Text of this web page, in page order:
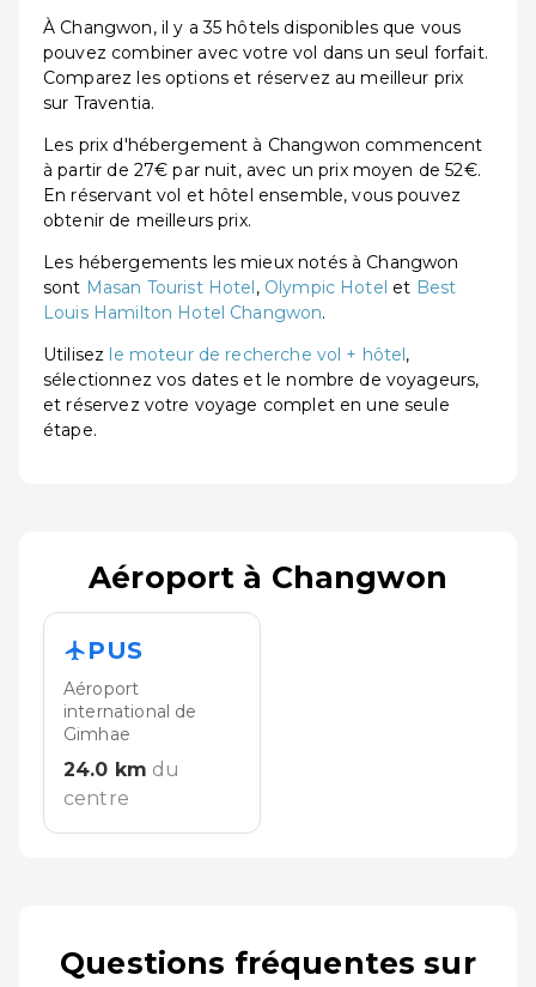
À Changwon, il y a 35 hôtels disponibles que vous
pouvez combiner avec votre vol dans un seul forfait.
Comparez les options et réservez au meilleur prix
sur Traventia.
Les prix d'hébergement à Changwon commencent
à partir de 27€ par nuit, avec un prix moyen de 52€.
En réservant vol et hôtel ensemble, vous pouvez
obtenir de meilleurs prix.
Les hébergements les mieux notés à Changwon
sont Masan Tourist Hotel, Olympic Hotel et Best
Louis Hamilton Hotel Changwon.
Utilisez le moteur de recherche vol + hôtel,
sélectionnez vos dates et le nombre de voyageurs,
et réservez votre voyage complet en une seule
étape.
Aéroport à Changwon
PUS
Aéroport
international de
Gimhae
24.0 km du
centre
Questions fréquentes sur